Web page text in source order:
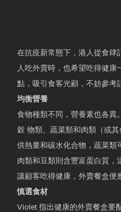
在抗疫新常態下，港人從食肆
人吃外賣時，也希望吃得健
點，吸引食客光顧，不妨參考
均衡營養
食物種類不同，營養素也各
穀 物類、蔬菜類和肉類（或
供熱量和碳水化合物，蔬菜類
肉類和豆類則含豐富蛋白質，
讓顧客吃得健康，外賣餐盒便
慎選食材
Violet 指出健康的外賣餐盒要